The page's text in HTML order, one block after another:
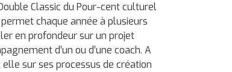
Classic du Pour-cent culturel
chaque année à plusieurs
en profondeur sur un projet
d’un ou d’une coach. A
sur ses processus de création